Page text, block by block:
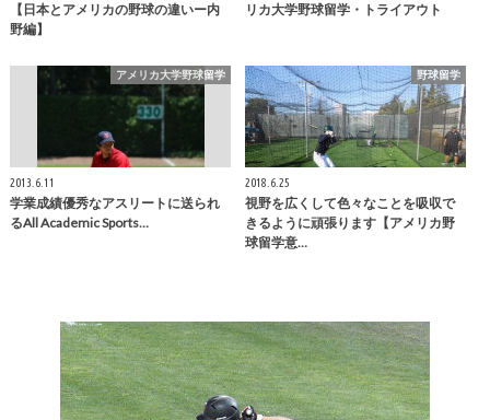
【日本とアメリカの野球の違いー内
野編】
リカ大学野球留学・トライアウト
アメリカ大学野球留学
2013.6.11
学業成績優秀なアスリートに送られ
るAll Academic Sports…
野球留学
2018.6.25
視野を広くして色々なことを吸収で
きるように頑張ります【アメリカ野
球留学意…